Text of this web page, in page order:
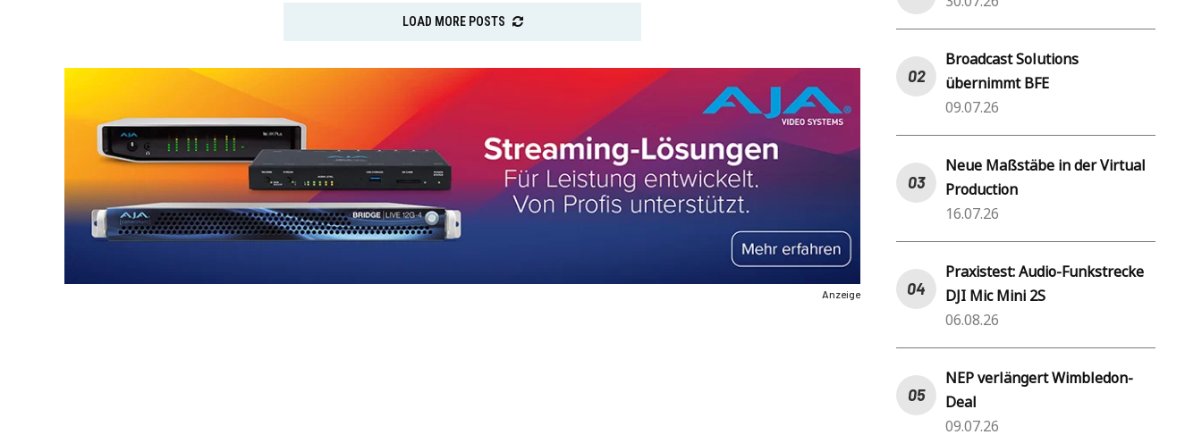
LOAD MORE POSTS
Anzeige
Broadcast Solutions
übernimmt BFE
09.07.26
Neue Maßstäbe in der Virtual
Production
16.07.26
Praxistest: Audio-Funkstrecke
DJI Mic Mini 2S
06.08.26
NEP verlängert Wimbledon-
Deal
09.07.26